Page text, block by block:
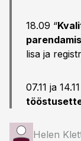
18.09 “
lisa ja
07.11 ja
Helen